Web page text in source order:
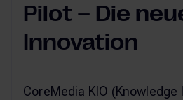
Pilot – Die
Innovation
CoreMedia KIO (Knowledge